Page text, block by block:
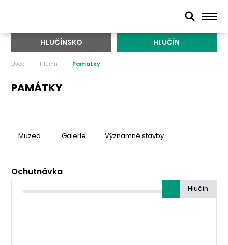
HLUČÍNSKO HLUČÍN
Úvod Hlučín Památky
PAMÁTKY
Muzea Galerie Významné stavby
Ochutnávka
Hlučín